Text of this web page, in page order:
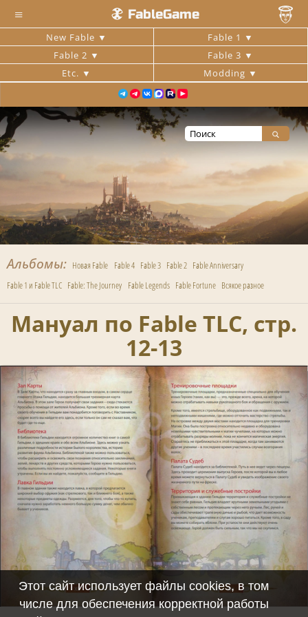
≡ FableGame
New Fable
Fable 1
Fable 2
Fable 3
Etc.
Modding
Альбомы Новая Fable Fable 4 Fable 3 Fable 2 Fable Anniversary
Fable 1 и Fable TLC Fable: The Journey Fable Legends Fable Fortune Всякое разное
Мануал по Fable TLC, стр.
12-13
Этот сайт использует файлы cookies, в том
числе для обеспечения корректной работы